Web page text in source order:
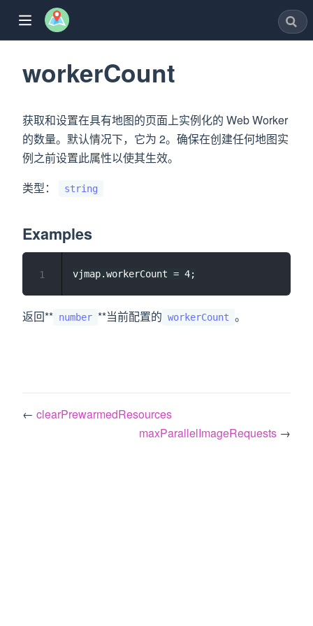
window)
workerCount
获取和设置在具有地图的页面上实例化的 Web Worker
的数量。默认情况下，它为 2。确保在创建任何地图实
例之前设置此属性以使其生效。
类型：
string
Examples
1
返回** number **当前配置的 workerCount 。
← clearPrewarmedResources
maxParallelImageRequests →